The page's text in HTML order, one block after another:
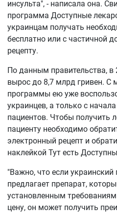
инсульта", - написала она.
программа Доступные
украинцам получать
бесплатно или с частичной
рецепту.
По данным правительства, в
вырос до 8,7 млрд гривен. С
программы ею уже
украинцев, а только с
пациентов. Чтобы получить
пациенту необходимо
электронный рецепт и
наклейкой Тут есть
"Важно, что если украинский
предлагает препарат,
установленным
цену, он может получить